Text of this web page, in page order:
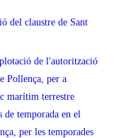
del claustre de Sant
de l'autorització
Pollença, per a
marítim terrestre
de temporada en el
per les temporades